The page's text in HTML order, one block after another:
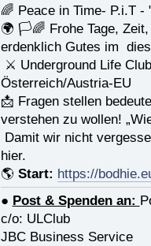
🌈 Peace in Time- P.i.T
🌍 🏳🌈 Frohe Tage, Zeit,
erdenklich Gutes im
⚔ Underground Life
Österreich/Austria-EU
📩 Fragen stellen
verstehen zu wollen!
Damit wir nicht
hier.
🌎 Start: https://
● Post & Spenden an:
c/o: ULClub
JBC Business Service